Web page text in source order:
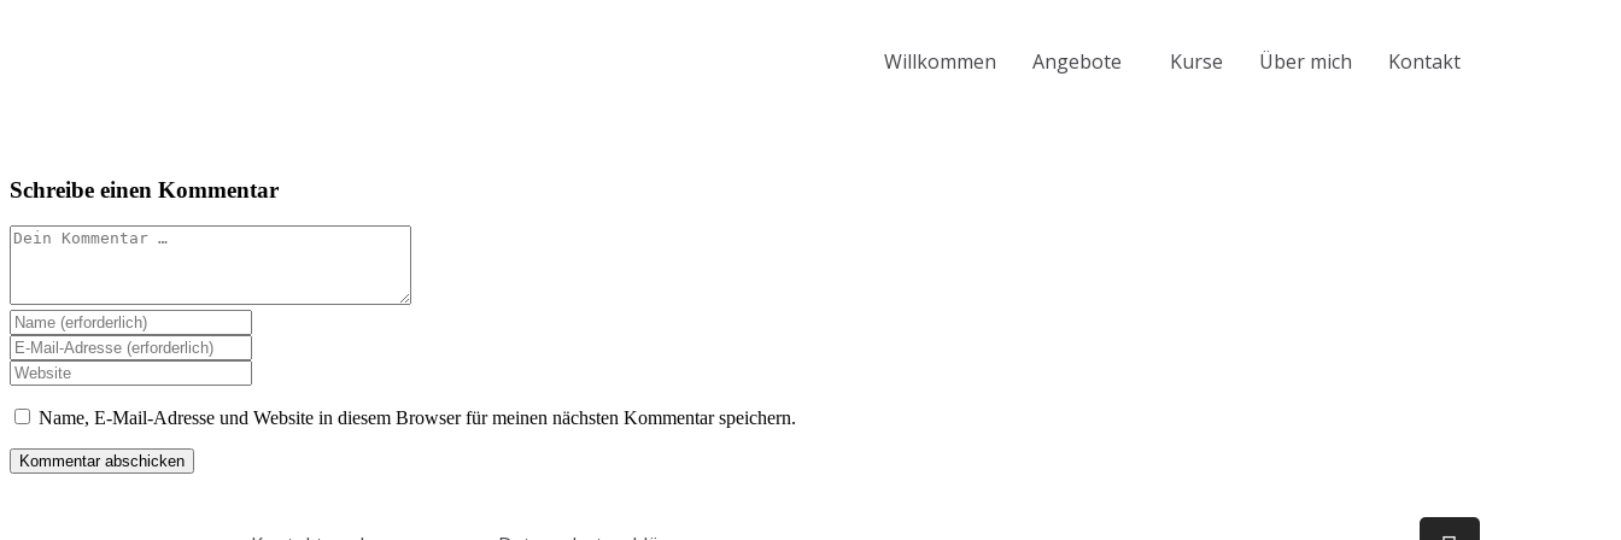
Willkommen Angebote Kurse Über mich Kontakt
Schreibe einen Kommentar
Name, E-Mail-Adresse und Website in diesem Browser für meinen nächsten Kommentar speichern.